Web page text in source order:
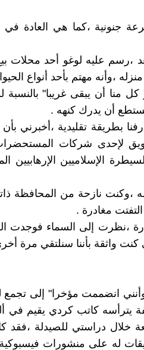
جنونية ،كما هي العادة
عليه لوغو أحد محلات بيع
،وأنه مهتم بأحد أنواع
أن يبقى غريبا" بالنسبة
يستطع أن يدرك كنهه .
بطريقة تقليدية ،أخبرني
لإحدى شركات المستحضرات
الإسلاميين الإرهابيين
نازحة من المحافظة
مغادرة .
إلى السماء فوجدت
واثقة بأننا سنلتقي مرة
انضممت مؤخرا" إلى تجمع
كاتب كردي يقيم في
خلال دراستي للصيدلة ،فقد
له على منشورات